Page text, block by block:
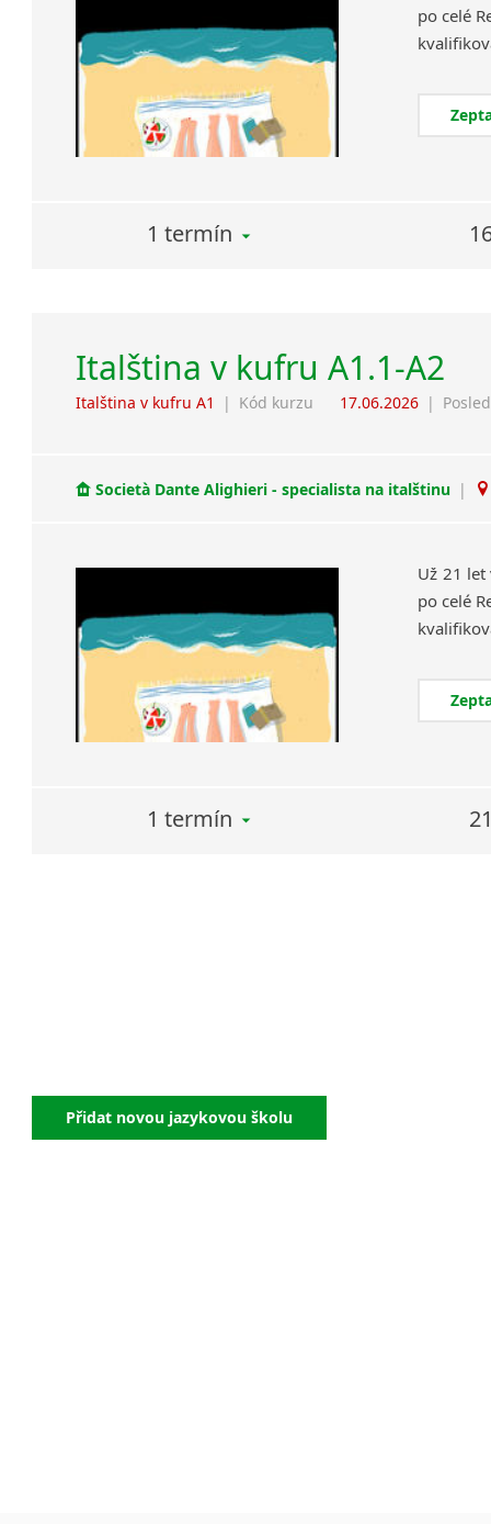
po celé
1 termín
Italština v kufru A1.1-A2
Italština v kufru A1 | Kód kurzu 17.06.2026 |
Società Dante Alighieri - specialista na italštinu |
Už 21 let
po celé
1 termín
Přidat novou jazykovou školu